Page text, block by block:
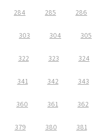
284 285 286
303 304 305
322 323 324
341 342 343
360 361 362
379 380 381